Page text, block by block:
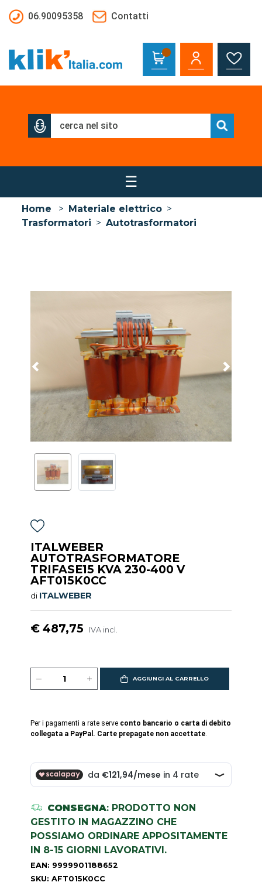
06.90095358
Contatti
☰
Home > Materiale elettrico >
Trasformatori > Autotrasformatori
ITALWEBER
AUTOTRASFORMATORE
TRIFASE15 KVA 230-400 V
AFT015K0CC
di ITALWEBER
€ 487,75 IVA incl.
AGGIUNGI AL CARRELLO
Per i pagamenti a rate serve conto bancario o carta di debito
collegata a PayPal. Carte prepagate non accettate.
CONSEGNA: PRODOTTO NON
GESTITO IN MAGAZZINO CHE
POSSIAMO ORDINARE APPOSITAMENTE
IN 8-15 GIORNI LAVORATIVI.
EAN: 9999901188652
SKU: AFT015K0CC